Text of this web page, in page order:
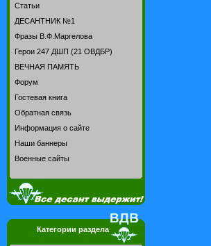
Статьи
ДЕСАНТНИК №1
Фразы В.Ф.Маргелова
Герои 247 ДШП (21 ОВДБР)
ВЕЧНАЯ ПАМЯТЬ
Форум
Гостевая книга
Обратная связь
Информация о сайте
Наши баннеры
Военные сайты
Категории раздела